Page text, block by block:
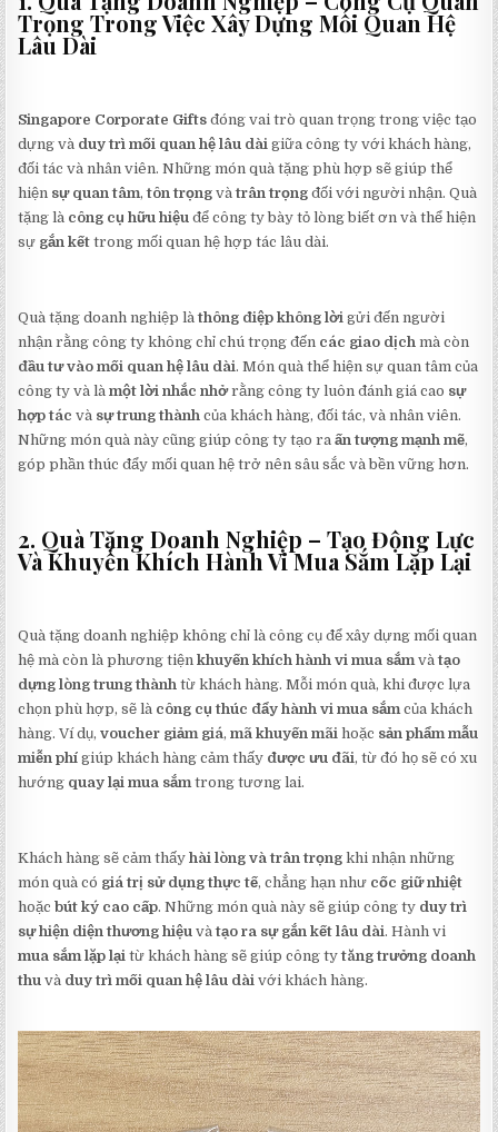
Trọng Trong Việc Xây Dựng Mối Quan Hệ
Lâu Dài
Singapore Corporate Gifts đóng vai trò quan trọng trong việc tạo
dựng và duy trì mối quan hệ lâu dài giữa công ty với khách hàng,
đối tác và nhân viên. Những món quà tặng phù hợp sẽ giúp thể
hiện sự quan tâm,tôn trọng vàtrân trọng đối với người nhận. Quà
tặng là công cụ hữu hiệu để công ty bày tỏ lòng biết ơn và thể hiện
sự gắn kết trong mối quan hệ hợp tác lâu dài.
Quà tặng doanh nghiệp làthông điệp không lời gửi đến người
nhận rằng công ty không chỉ chú trọng đến các giao dịch mà còn
đầu tư vào mối quan hệ lâu dài. Món quà thể hiện sự quan tâm của
công ty và làmột lời nhắc nhởrằng công ty luôn đánh giá cao sự
hợp tác và sự trung thành của khách hàng, đối tác, và nhân viên.
Những món quà này cũng giúp công ty tạo raấn tượng mạnh mẽ,
góp phần thúc đẩy mối quan hệ trở nên sâu sắc và bền vững hơn.
2. Quà Tặng Doanh Nghiệp – Tạo Động Lực
Và Khuyến Khích Hành Vi Mua Sắm Lặp Lại
Quà tặng doanh nghiệp không chỉ là công cụ để xây dựng mối quan
hệ mà còn là phương tiệnkhuyến khích hành vi mua sắm vàtạo
dựng lòng trung thành từ khách hàng. Mỗi món quà, khi được lựa
chọn phù hợp, sẽ là công cụ thúc đẩy hành vi mua sắm của khách
hàng. Ví dụ,voucher giảm giá,mã khuyến mãi hoặc sản phẩm mẫu
miễn phí giúp khách hàng cảm thấy được ưu đãi, từ đó họ sẽ có xu
hướng quay lại mua sắm trong tương lai.
Khách hàng sẽ cảm thấyhài lòng và trân trọng khi nhận những
món quà có giá trị sử dụng thực tế, chẳng hạn như cốc giữ nhiệt
hoặcbút ký cao cấp. Những món quà này sẽ giúp công ty duy trì
sự hiện diện thương hiệu vàtạo ra sự gắn kết lâu dài. Hành vi
mua sắm lặp lại từ khách hàng sẽ giúp công tytăng trưởng doanh
thu và duy trì mối quan hệ lâu dài với khách hàng.